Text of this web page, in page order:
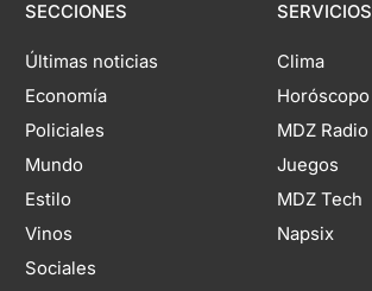
SECCIONES
Últimas noticias
Economía
Policiales
Mundo
Estilo
Vinos
Sociales
SERVICIOS
Clima
Horóscopo
MDZ Radio
Juegos
MDZ Tech
Napsix